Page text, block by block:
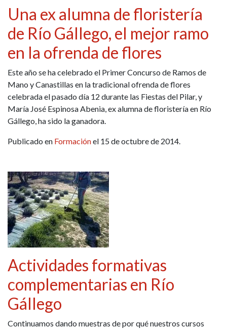
Una ex alumna de floristería
de Río Gállego, el mejor ramo
en la ofrenda de flores
Este año se ha celebrado el Primer Concurso de Ramos de
Mano y Canastillas en la tradicional ofrenda de flores
celebrada el pasado día 12 durante las Fiestas del Pilar, y
María José Espinosa Abenia, ex alumna de floristería en Río
Gállego, ha sido la ganadora.
Publicado en Formaciónel 15 de octubre de 2014.
Actividades formativas
complementarias en Río
Gállego
Continuamos dando muestras de por qué nuestros cursos